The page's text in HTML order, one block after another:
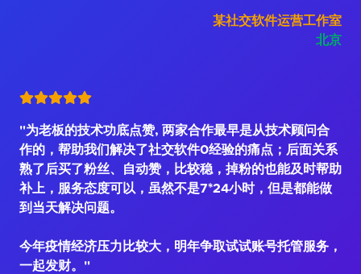
某社交软件运营工作室
北京
"为老板的技术功底点赞, 两家合作最早是从技术顾问合
作的，帮助我们解决了社交软件0经验的痛点；后面关系
熟了后买了粉丝、自动赞，比较稳，掉粉的也能及时帮助
补上，服务态度可以，虽然不是7*24小时，但是都能做
到当天解决问题。
今年疫情经济压力比较大，明年争取试试账号托管服务，
一起发财。"